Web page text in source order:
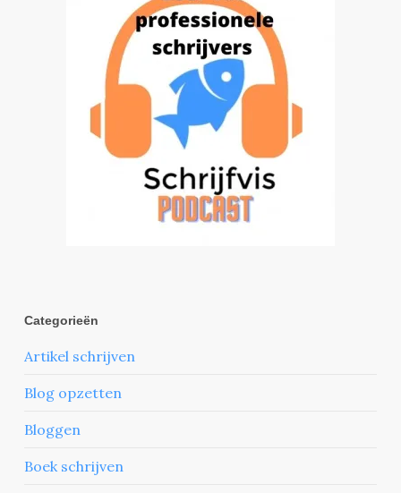
Categorieën
Artikel schrijven
Blog opzetten
Bloggen
Boek schrijven